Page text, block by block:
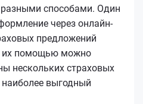
способами. Один
через онлайн-
предложений
их помощью можно
нескольких страховых
выгодный